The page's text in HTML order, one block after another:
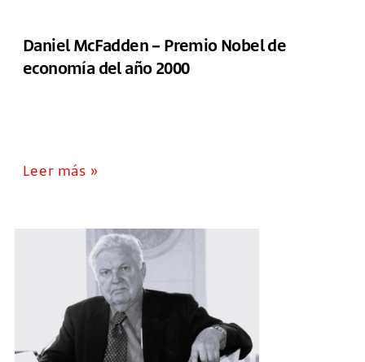
Daniel McFadden – Premio Nobel de
economía del año 2000
Leer más »